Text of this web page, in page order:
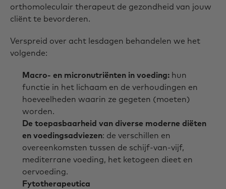
orthomoleculair therapeut de gezondheid van jouw
cliënt te bevorderen.
Verspreid over acht lesdagen behandelen we het
volgende:
Macro- en micronutriënten in voeding: hun
functie in het lichaam en de verhoudingen en
hoeveelheden waarin ze gegeten (moeten)
worden.
De toepasbaarheid van diverse moderne diëten
en voedingsadviezen: de verschillen en
overeenkomsten tussen de schijf-van-vijf,
mediterrane voeding, het ketogeen dieet en
oervoeding.
Fytotherapeutica